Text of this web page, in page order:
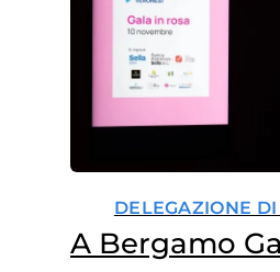
DELEGAZIONE
A Bergamo